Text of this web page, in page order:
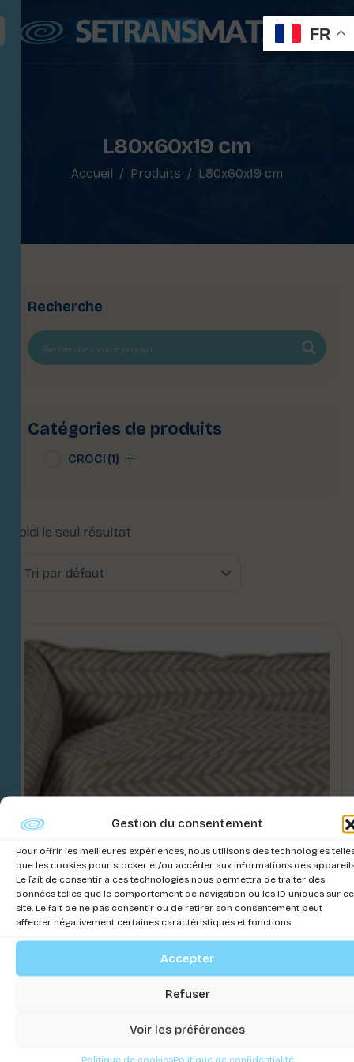
Gestion du consentement
Pour offrir les meilleures expériences, nous utilisons des technologies
que les cookies pour stocker et/ou accéder aux informations des
Le fait de consentir à ces technologies nous permettra de traiter des
données telles que le comportement de navigation ou les ID uniques sur ce
site. Le fait de ne pas consentir ou de retirer son consentement peut
affecter négativement certaines caractéristiques et fonctions.
Accepter
Refuser
Voir les préférences
Politique de cookiesPolitique de confidentialité
L80x60x19 cm
Accueil Produits L80x60x19 cm
Recherche
Catégories de produits
CROCI (1)
Voici le seul résultat
CORBEILLE NATURE VERT
Connectez-vous pour voir les prix
FR